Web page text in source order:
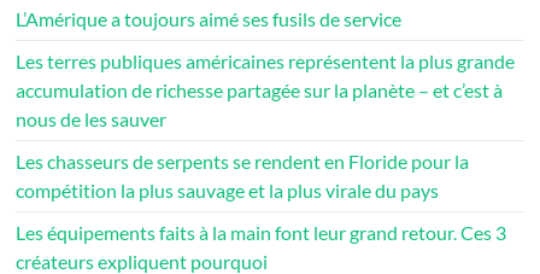
L’Amérique a toujours aimé ses fusils de service
Les terres publiques américaines représentent la plus grande
accumulation de richesse partagée sur la planète – et c’est à
nous de les sauver
Les chasseurs de serpents se rendent en Floride pour la
compétition la plus sauvage et la plus virale du pays
Les équipements faits à la main font leur grand retour. Ces 3
créateurs expliquent pourquoi